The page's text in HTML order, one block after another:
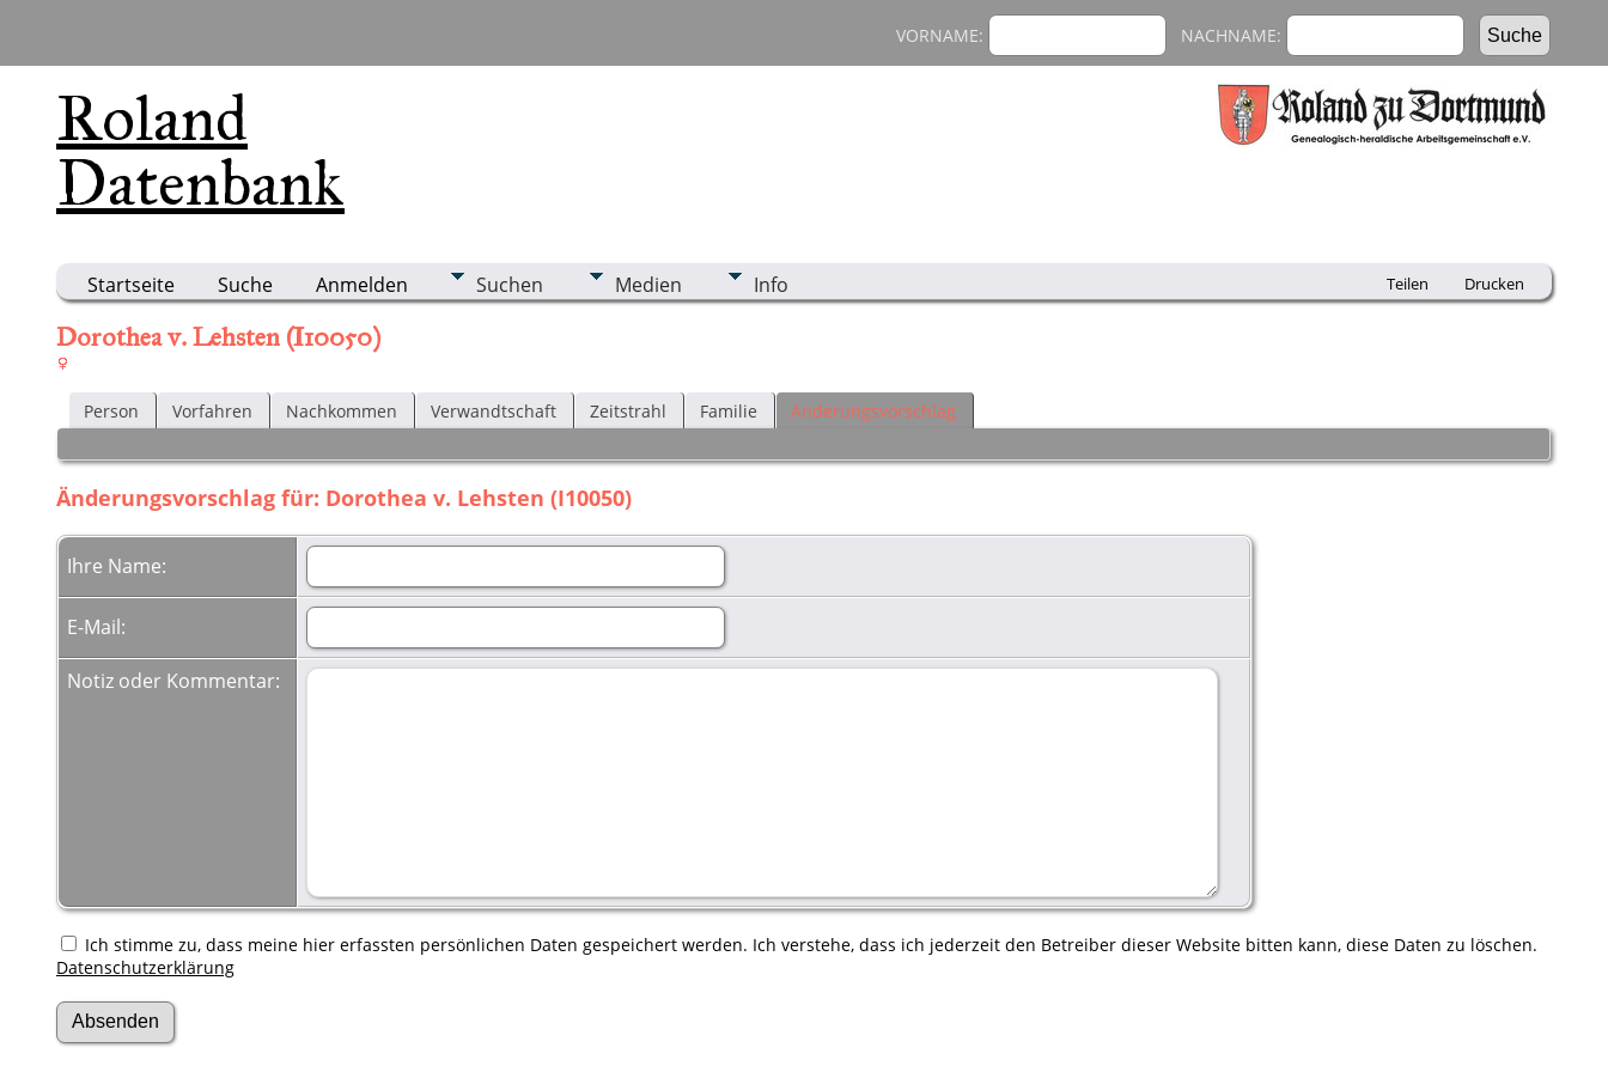
Roland
Datenbank
VORNAME: NACHNAME:
Startseite Suche Anmelden Suchen Medien Info Teilen Drucken
Dorothea v. Lehsten (I10050)
Person Vorfahren Nachkommen Verwandtschaft Zeitstrahl Familie Änderungsvorschlag
Änderungsvorschlag für: Dorothea v. Lehsten (I10050)
Ihre Name:
E-Mail:
Notiz oder Kommentar:
Ich stimme zu, dass meine hier erfassten persönlichen Daten gespeichert werden. Ich verstehe, dass ich jederzeit den Betreiber dieser Website bitten kann, diese Daten zu löschen.
Datenschutzerklärung